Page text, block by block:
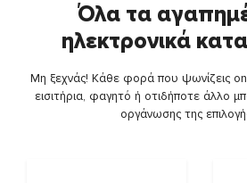
Όλα τα
ηλεκτρονικά
Μη ξεχνάς! Κάθε φορά που ψωνίζεις
εισιτήρια, φαγητό ή οτιδήποτε άλλο
οργάνωσης της